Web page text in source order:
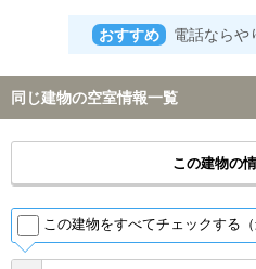
おすすめ 電話ならや
同じ建物の空室情報一覧
この建物の
この建物をすべてチェックする（